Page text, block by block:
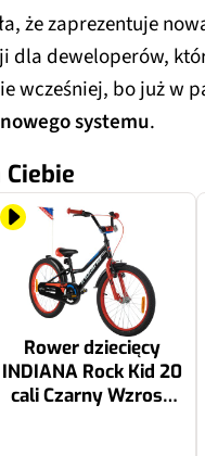
że zaprezentuje
dla deweloperów,
wcześniej, bo już w
systemu.
Rower dziecięcy
INDIANA Rock Kid 20
cali Czarny Wzrost: